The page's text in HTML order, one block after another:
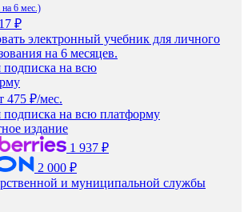
на 6 мес.)
₽
электронный учебник для личного
на 6 месяцев.
подписка на всю
475 ₽/мес.
подписка на всю платформу
издание
1 937 ₽
2 000 ₽
и муниципальной службы